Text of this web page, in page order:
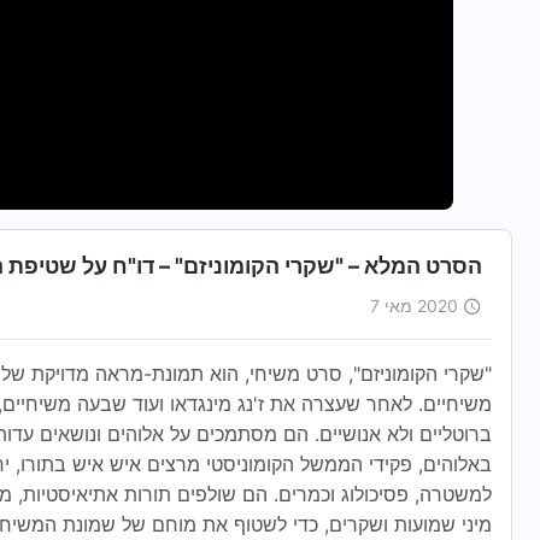
הסרט המלא – "שקרי הקומוניזם" – דו"ח על
2020 מאי 7
"שקרי הקומוניזם", סרט משיחי, הוא תמונת-מראה מדויקת
משיחיים. לאחר שעצרה את ז'נג מינגדאו ועוד שבעה
ברוטליים ולא אנושיים. הם מסתמכים על אלוהים ונושאים
באלוהים, פקידי הממשל הקומוניסטי מרצים איש איש
למשטרה, פסיכולוג וכמרים. הם שולפים תורות אתיאיסטיות,
מיני שמועות ושקרים, כדי לשטוף את מוחם של שמונת